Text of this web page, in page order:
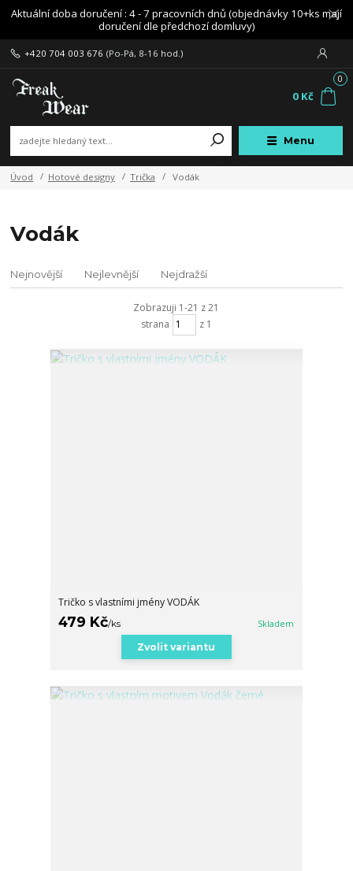
Aktuální doba doručení : 4 - 7 pracovních dnů (objednávky 10+ks mají
doručení dle předchozí domluvy)
Menu
+420 704 003 676 (Po-Pá, 8-16 hod.)
0
0 Kč
Úvod Hotové designy Trička Vodák
Vodák
Nejnovější Nejlevnější Nejdražší
Zobrazuji 1-21 z 21
strana
z 1
Tričko s vlastními jmény VODÁK
479 Kč/ks Skladem
Zvolit variantu